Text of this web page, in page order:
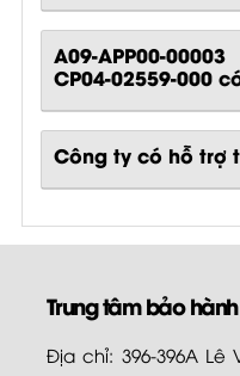
A09-APP00-
CP04-02559-000
Công ty có hỗ trợ
Trung tâm bảo hành
Địa chỉ: 396-396A Lê